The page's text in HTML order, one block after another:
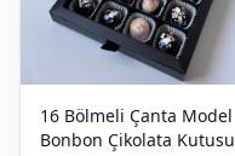
16 Bölmeli Çanta Model
Bonbon Çikolata Kutusu